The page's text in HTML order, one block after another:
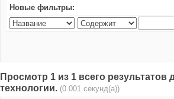
Новые фильтры:
Просмотр 1 из 1 всего
технологии. (0.001 секунд(а))